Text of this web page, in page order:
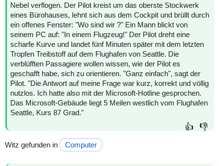
Nebel verflogen. Der Pilot kreist um das oberste Stockwerk
eines Bürohauses, lehnt sich aus dem Cockpit und brüllt durch
ein offenes Fenster: "Wo sind wir ?" Ein Mann blickt von
seinem PC auf: "In einem Flugzeug!" Der Pilot dreht eine
scharfe Kurve und landet fünf Minuten später mit dem letzten
Tropfen Treibstoff auf dem Flughafen von Seattle. Die
verblüfften Passagiere wollen wissen, wie der Pilot es
geschafft habe, sich zu orientieren. "Ganz einfach", sagt der
Pilot. "Die Antwort auf meine Frage war kurz, korrekt und völlig
nutzlos. Ich hatte also mit der Microsoft-Hotline gesprochen.
Das Microsoft-Gebäude liegt 5 Meilen westlich vom Flughafen
Seattle, Kurs 87 Grad."
👍 👎
Witz gefunden in Computer